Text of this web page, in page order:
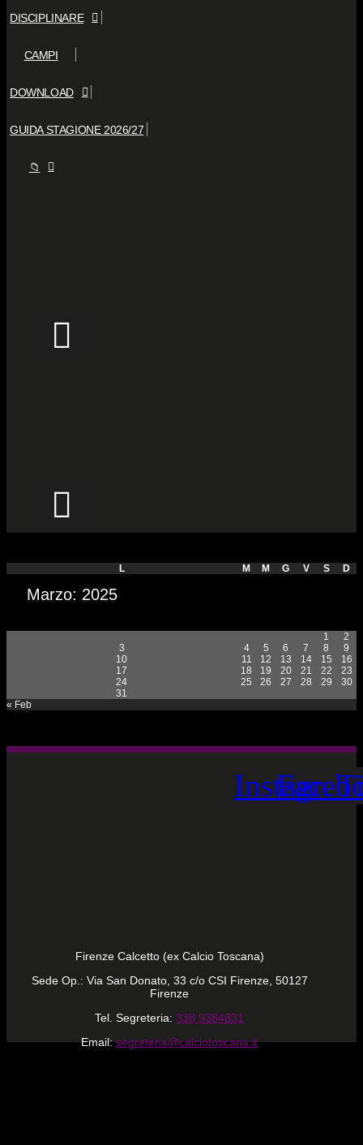
DISCIPLINARE
CAMPI
DOWNLOAD
GUIDA STAGIONE 2026/27
📁
Marzo: 2025
L M M G V S D
« Feb
1
2
3
4 5 6 7 8
9
10
11 12 13 14 15
16
17
18 19 20 21 22
23
24
25 26 27 28 29
30
31
Instagram
Firenze Calcetto (ex Calcio Toscana)
Sede Op.: Via San Donato, 33 c/o CSI Firenze, 50127
Firenze
Tel. Segreteria: 338 9384831
Email: segreteria@calciotoscana.it